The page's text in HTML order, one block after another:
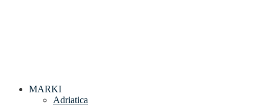
MARKI
Adriatica